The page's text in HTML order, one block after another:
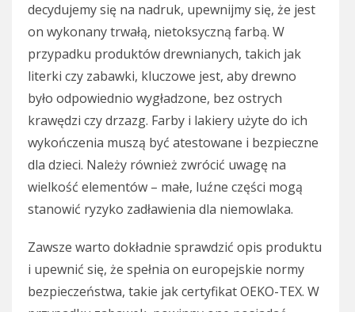
decydujemy się na nadruk, upewnijmy się, że jest
on wykonany trwałą, nietoksyczną farbą. W
przypadku produktów drewnianych, takich jak
literki czy zabawki, kluczowe jest, aby drewno
było odpowiednio wygładzone, bez ostrych
krawędzi czy drzazg. Farby i lakiery użyte do ich
wykończenia muszą być atestowane i bezpieczne
dla dzieci. Należy również zwrócić uwagę na
wielkość elementów – małe, luźne części mogą
stanowić ryzyko zadławienia dla niemowlaka.
Zawsze warto dokładnie sprawdzić opis produktu
i upewnić się, że spełnia on europejskie normy
bezpieczeństwa, takie jak certyfikat OEKO-TEX. W